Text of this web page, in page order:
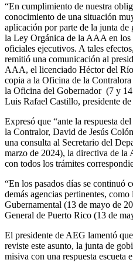
“En cumplimiento de nuestra
conocimiento de una situación
aplicación por parte de la junta de
la Ley Orgánica de la AAA en los
oficiales ejecutivos. A tales
remitió una comunicación al
AAA, el licenciado Héctor del
copia a la Oficina de la
la Oficina del Gobernador (7 y
Luis Rafael Castillo, presidente
Expresó que “ante la respuesta
la Contralor, David de Jesús
una consulta al Secretario del
marzo de 2024), la directiva de
con todos los trámites
“En los pasados días se continuó
demás agencias pertinentes,
Gubernamental (13 de mayo de
General de Puerto Rico (13 de
El presidente de AEG lamentó
reviste este asunto, la junta de
misiva con una respuesta escueta